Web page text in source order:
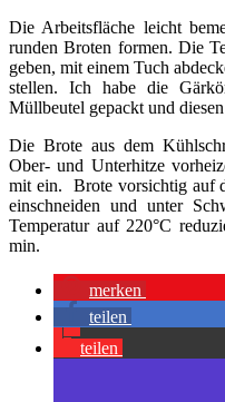
Die Arbeitsfläche leicht
runden Broten formen. Die
geben, mit einem Tuch
stellen. Ich habe die
Müllbeutel gepackt und
Die Brote aus dem
Ober- und Unterhitze
mit ein. Brote vorsichtig auf
einschneiden und unter
Temperatur auf 220°C
min.
merken
teilen
teilen